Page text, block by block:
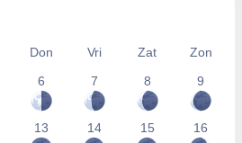
Don Vri Zat
Zon
6
7 8 9
13 14 15 16